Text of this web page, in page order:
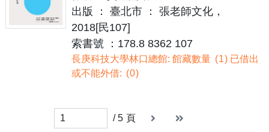
出版 ： 臺北市 ： 張老師文化，
2018[民107]
索書號 ：178.8 8362 107
長庚科技大學林口總館: 館藏數量 1 已借出
或不能外借:
0
/ 5 頁 下一頁 末頁